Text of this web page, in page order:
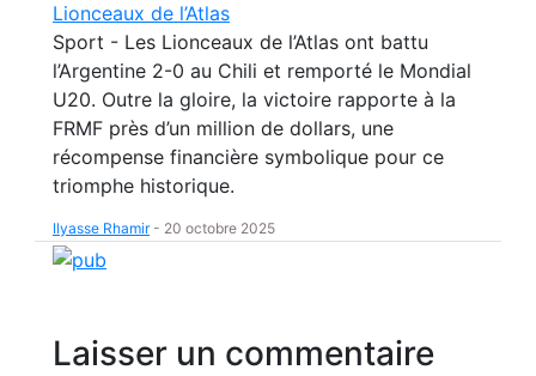
Lionceaux de l’Atlas
Sport - Les Lionceaux de l’Atlas ont battu
l’Argentine 2-0 au Chili et remporté le Mondial
U20. Outre la gloire, la victoire rapporte à la
FRMF près d’un million de dollars, une
récompense financière symbolique pour ce
triomphe historique.
Ilyasse Rhamir- 20 octobre 2025
Laisser un commentaire